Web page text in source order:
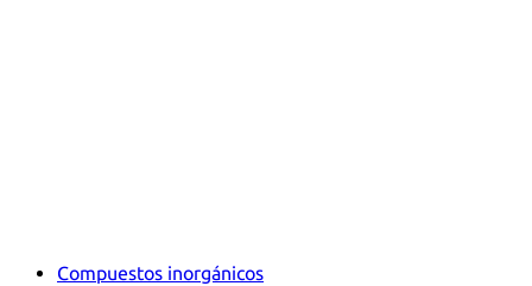
Compuestos inorgánicos